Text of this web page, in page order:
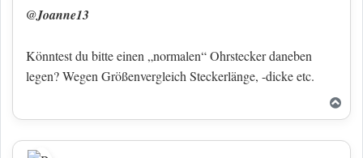
@Joanne13
Könntest du bitte einen „normalen“ Ohrstecker daneben
legen? Wegen Größenvergleich Steckerlänge, -dicke etc.